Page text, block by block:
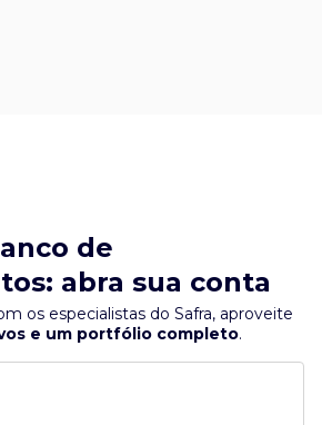
de
abra sua conta
os especialistas do Safra, aproveite
e um portfólio completo.